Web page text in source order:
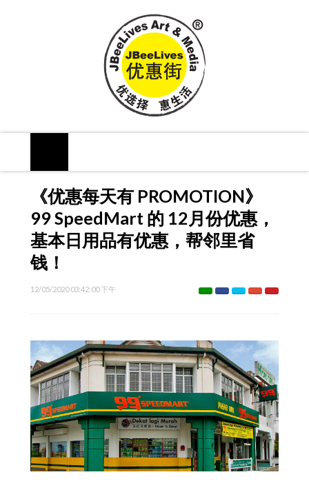
《优惠每天有 PROMOTION》
99 SpeedMart 的 12月份优惠，
基本日用品有优惠，帮邻里省
钱！
12/05/2020 03:42:00 下午